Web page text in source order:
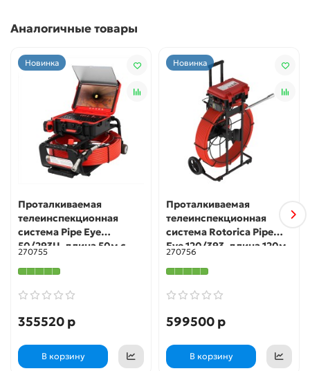
Аналогичные товары
Новинка
Проталкиваемая
телеинспекционная
система Pipe Eye
50/293U, длина 50м с
тормозом, головка 29мм
с самовыравниванием,
монитор 13", рама на
колесиках,
270755
355520 р
В корзину
Новинка
Проталкиваемая
телеинспекционная
система Rotorica Pipe
Еуе 120/393, длина 120м
с тормозом, головка
39мм с
самовыравниванием,
монитор 13", рама на кол
270756
599500 р
В корзину